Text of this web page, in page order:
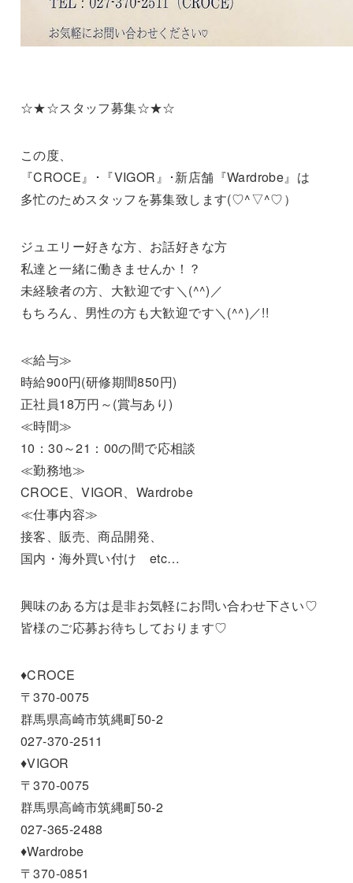
☆★☆スタッフ募集☆★☆
この度、
『CROCE』･『VIGOR』･新店舗『Wardrobe』は
多忙のためスタッフを募集致します(♡^▽^♡）
ジュエリー好きな方、お話好きな方
私達と一緒に働きませんか！？
未経験者の方、大歓迎です＼(^^)／
もちろん、男性の方も大歓迎です＼(^^)／!!
≪給与≫
時給900円(研修期間850円)
正社員18万円～(賞与あり)
≪時間≫
10：30～21：00の間で応相談
≪勤務地≫
CROCE、VIGOR、Wardrobe
≪仕事内容≫
接客、販売、商品開発、
国内・海外買い付け etc…
興味のある方は是非お気軽にお問い合わせ下さい♡
皆様のご応募お待ちしております♡
♦CROCE
〒370-0075
群馬県高崎市筑縄町50-2
027-370-2511
♦VIGOR
〒370-0075
群馬県高崎市筑縄町50-2
027-365-2488
♦Wardrobe
〒370-0851